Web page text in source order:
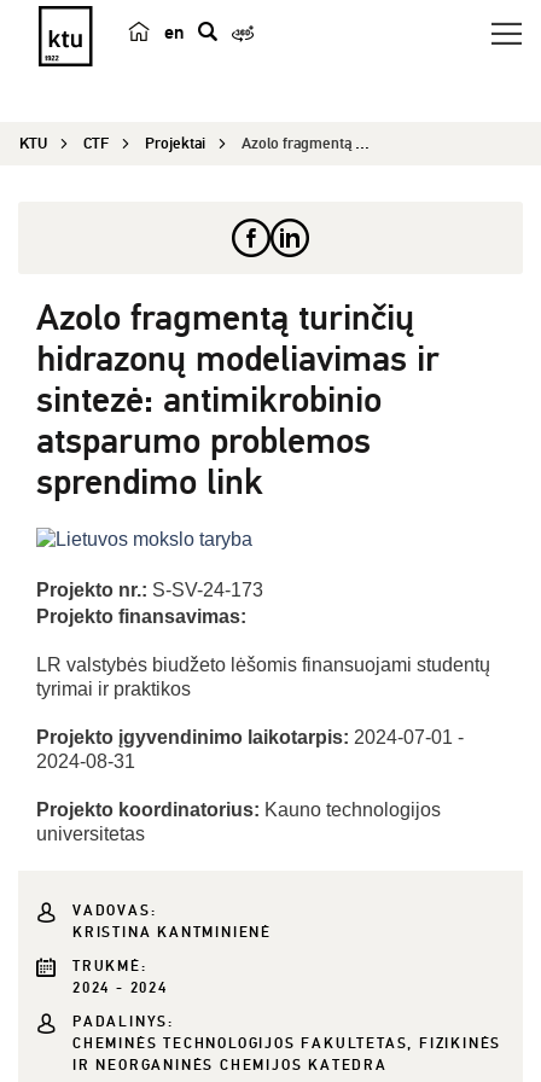
en
e
KTU CTF Projektai Azolo fragmentą turinčių hidrazonų modeliavimas ...
Azolo fragmentą turinčių
hidrazonų modeliavimas ir
sintezė: antimikrobinio
atsparumo problemos
sprendimo link
Projekto nr.: S-SV-24-173
Projekto finansavimas:
LR valstybės biudžeto lėšomis finansuojami studentų
tyrimai ir praktikos
Projekto įgyvendinimo laikotarpis: 2024-07-01 -
2024-08-31
Projekto koordinatorius: Kauno technologijos
universitetas
VADOVAS:
KRISTINA KANTMINIENĖ
TRUKMĖ:
2024 - 2024
PADALINYS:
CHEMINĖS TECHNOLOGIJOS FAKULTETAS, FIZIKINĖS
IR NEORGANINĖS CHEMIJOS KATEDRA